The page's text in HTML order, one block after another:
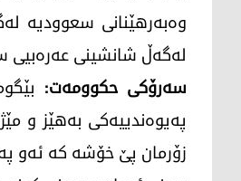
وەبەرهێنانی سعوودیە
لەگەڵ شانشینی عەرەبیی
سەرۆكی حكوومەت:
پەیوەندییەكی بەهێز و
زۆرمان پێ خۆشە كە ئەو